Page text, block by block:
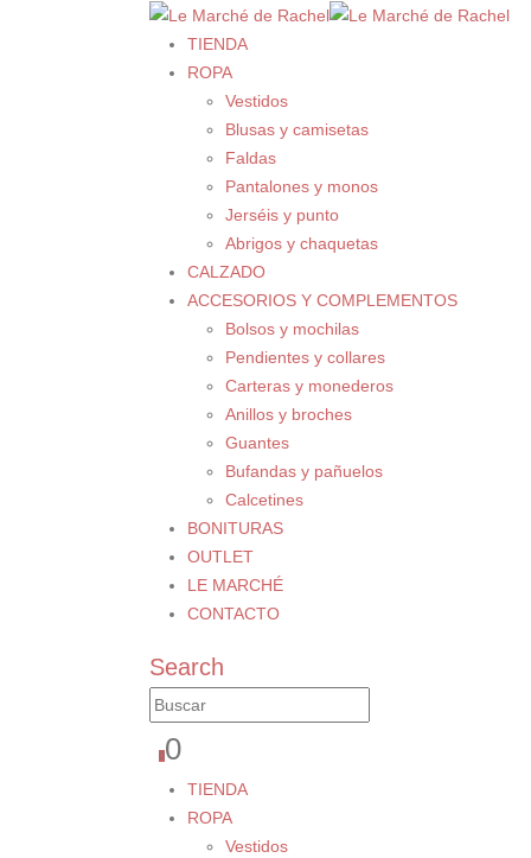
TIENDA
ROPA
Vestidos
Blusas y camisetas
Faldas
Pantalones y monos
Jerséis y punto
Abrigos y chaquetas
CALZADO
ACCESORIOS Y COMPLEMENTOS
Bolsos y mochilas
Pendientes y collares
Carteras y monederos
Anillos y broches
Guantes
Bufandas y pañuelos
Calcetines
BONITURAS
OUTLET
LE MARCHÉ
CONTACTO
Search
00
TIENDA
ROPA
Vestidos